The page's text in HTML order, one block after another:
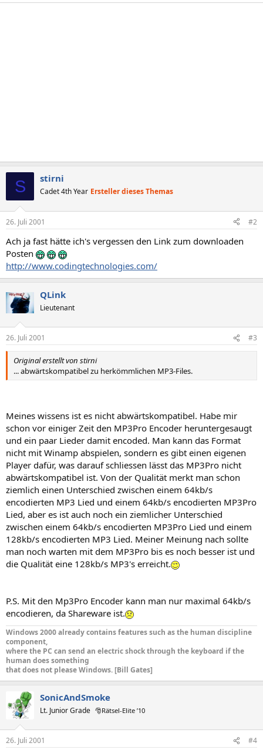
S stirni
Cadet 4th Year Ersteller dieses Themas
26. Juli 2001 #2
Ach ja fast hätte ich's vergessen den Link zum downloaden
Posten
http://www.codingtechnologies.com/
QLink
Lieutenant
26. Juli 2001 #3
Original erstellt von stirni
... abwärtskompatibel zu herkömmlichen MP3-Files.
Meines wissens ist es nicht abwärtskompatibel. Habe mir
schon vor einiger Zeit den MP3Pro Encoder heruntergesaugt
und ein paar Lieder damit encoded. Man kann das Format
nicht mit Winamp abspielen, sondern es gibt einen eigenen
Player dafür, was darauf schliessen lässt das MP3Pro nicht
abwärtskompatibel ist. Von der Qualität merkt man schon
ziemlich einen Unterschied zwischen einem 64kb/s
encodierten MP3 Lied und einem 64kb/s encodierten MP3Pro
Lied, aber es ist auch noch ein ziemlicher Unterschied
zwischen einem 64kb/s encodierten MP3Pro Lied und einem
128kb/s encodierten MP3 Lied. Meiner Meinung nach sollte
man noch warten mit dem MP3Pro bis es noch besser ist und
die Qualität eine 128kb/s MP3's erreicht.
P.S. Mit den Mp3Pro Encoder kann man nur maximal 64kb/s
encodieren, da Shareware ist.
Windows 2000 already contains features such as the human discipline
component,
where the PC can send an electric shock through the keyboard if the
human does something
that does not please Windows. [Bill Gates]
SonicAndSmoke
Lt. Junior Grade 🎅Rätsel-Elite ’10
26. Juli 2001 #4